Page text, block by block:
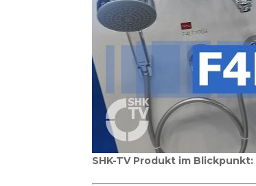
SHK-TV Produkt im Blickpunkt: